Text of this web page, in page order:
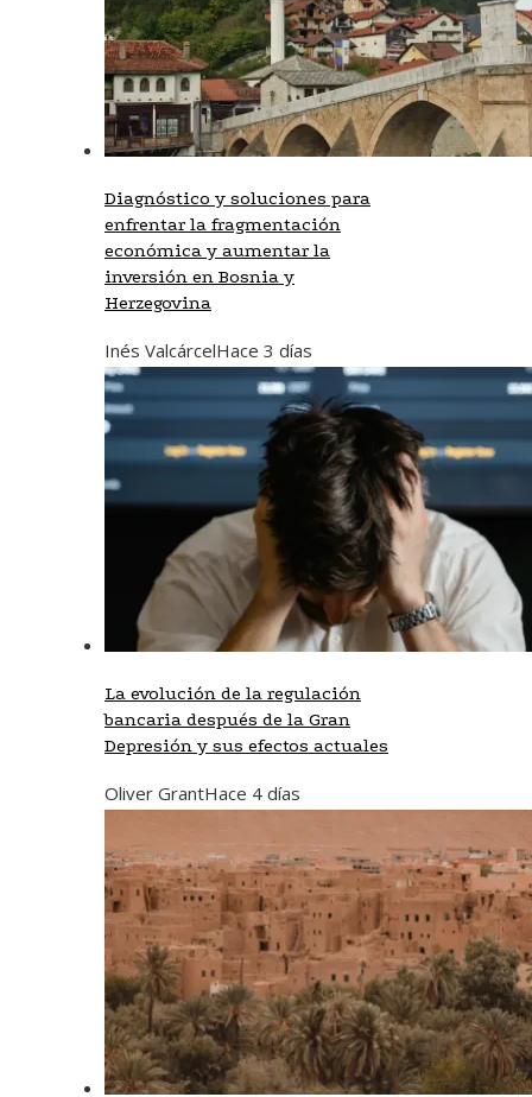
Diagnóstico y soluciones para
enfrentar la fragmentación
económica y aumentar la
inversión en Bosnia y
Herzegovina
Inés ValcárcelHace 3 días
La evolución de la regulación
bancaria después de la Gran
Depresión y sus efectos actuales
Oliver GrantHace 4 días